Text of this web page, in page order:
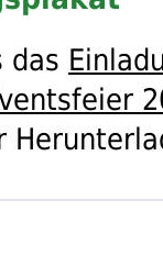
das